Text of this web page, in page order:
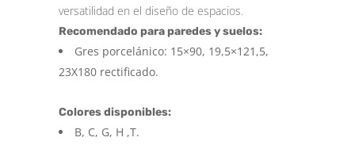
versatilidad en el diseño de espacios.
Recomendado para paredes y suelos:
Gres porcelánico: 15×90, 19,5×121,5,
23X180 rectificado.
Colores disponibles:
B, C, G, H ,T.